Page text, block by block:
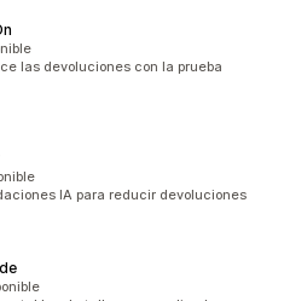
las devoluciones con la prueba
IA para reducir devoluciones